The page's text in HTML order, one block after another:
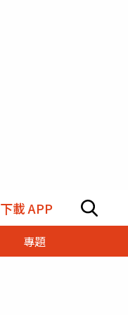
下載 APP
專題